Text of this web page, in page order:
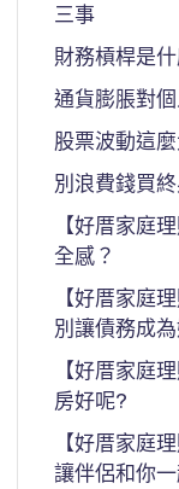
三事
財務槓桿是
通貨膨脹對
股票波動這
別浪費錢買
【好厝家庭
全感？
【好厝家庭
別讓債務成
【好厝家庭
房好呢?
【好厝家庭
讓伴侶和你